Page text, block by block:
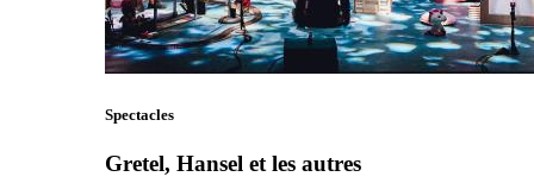
Spectacles
Gretel, Hansel et les autres